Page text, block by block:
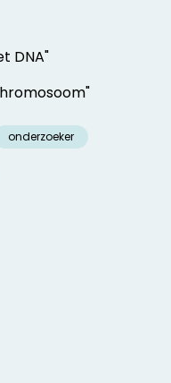
DNA"
onderzoeker